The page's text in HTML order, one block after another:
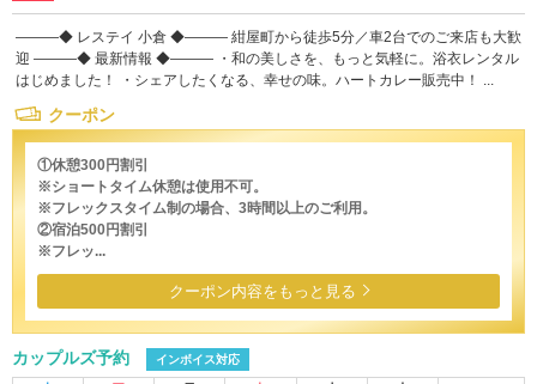
―――◆ レステイ 小倉 ◆――― 紺屋町から徒歩5分／車2台でのご来店も大歓
迎 ―――◆ 最新情報 ◆――― ・和の美しさを、もっと気軽に。浴衣レンタル
はじめました！ ・シェアしたくなる、幸せの味。ハートカレー販売中！ ...
クーポン
①休憩300円割引
※ショートタイム休憩は使用不可。
※フレックスタイム制の場合、3時間以上のご利用。
②宿泊500円割引
※フレッ...
クーポン内容をもっと見る
カップルズ予約 インボイス対応